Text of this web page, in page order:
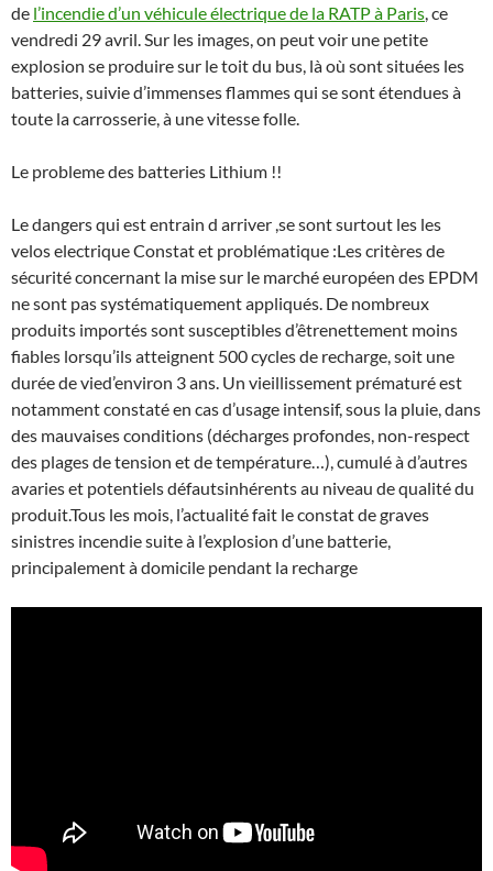
de l’incendie d’un véhicule électrique de la RATP à Paris , ce
vendredi 29 avril. Sur les images, on peut voir une petite
explosion se produire sur le toit du bus, là où sont situées les
batteries, suivie d’immenses flammes qui se sont étendues à
toute la carrosserie, à une vitesse folle.
Le probleme des batteries Lithium !!
Le dangers qui est entrain d arriver ,se sont surtout les les
velos electrique Constat et problématique :Les critères de
sécurité concernant la mise sur le marché européen des EPDM
ne sont pas systématiquement appliqués. De nombreux
produits importés sont susceptibles d’êtrenettement moins
fiables lorsqu’ils atteignent 500 cycles de recharge, soit une
durée de vied’environ 3 ans. Un vieillissement prématuré est
notamment constaté en cas d’usage intensif, sous la pluie, dans
des mauvaises conditions (décharges profondes, non-respect
des plages de tension et de température…), cumulé à d’autres
avaries et potentiels défautsinhérents au niveau de qualité du
produit.Tous les mois, l’actualité fait le constat de graves
sinistres incendie suite à l’explosion d’une batterie,
principalement à domicile pendant la recharge